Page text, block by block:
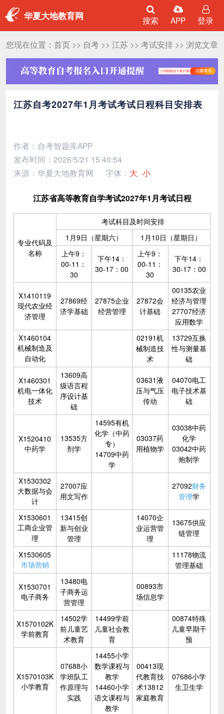
华夏大地教育网 搜索 APP 登录
您现在位置： 首页>> 自考>> 江苏>> 考试安排>> 浏览文章
江苏自考2027年1月考试考试日程科目安排表
作者：自考智题库APP
发布时间：2026/5/21 15:40:54
来源：华夏大地教育网
字体： 大 小
江苏省高等教育自学考试2027年1月考试日程
专业代码及
名称
考试科目及时间安排
1月9日（星期六）
1月10日（星期日）
上午9：
00-11：
30
下午14：
30-17：00
上午9：
00-11：
30
下午14：
30-17：00
X1410119
现代农业经
济管理
27869经
济学基础
27875企业
经营管理
27872会
计基础
00135农业
经济与管理
27707经济
应用数学
X1460104
机械制造及
自动化
02191机
械制造技
术
13729互换
性与测量基
础
X1460301
机电一体化
技术
13609高
级语言程
序设计基
础
03631液
压与气压
传动
04070电工
电子技术基
础
X1520410
中药学
13535方
剂学
14595有机
化学（中药
专）
14709中药
学
03037药
用植物学
03038中药
化学
03042中药
炮制学
X1530302
大数据与会
计
27007应
用文写作
27092财务
管理学
X1530601
工商企业管
理
13415创
新与创业
管理
14070企
业运营管
理
13675供应
链管理
X1530605
市场营销
11178物流
管理基础
X1530701
电子商务
13480电
子商务运
营管理
00893市
场信息学
X1570102K
学前教育
14502学
前儿童艺
术教育
14499学前
儿童社会教
育
00874特殊
儿童早期干
预
X1570103K
小学教育
07688小
学班队工
作原理与
实践
14455小学
数学课程与
教学
14460小学
语文课程与
教学
00413现
代教育技
术13812
家庭教育
07686小学
生卫生学